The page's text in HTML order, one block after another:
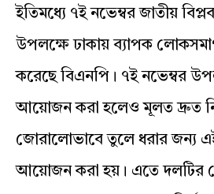
ইতিমধ্যে ৭ই নভেম্বর জাতীয়
উপলক্ষে ঢাকায় ব্যাপক
করেছে বিএনপি। ৭ই নভেম্বর
আয়োজন করা হলেও মূলত দ্রুত
জোরালোভাবে তুলে ধরার জন্য
আয়োজন করা হয়। এতে দলটির